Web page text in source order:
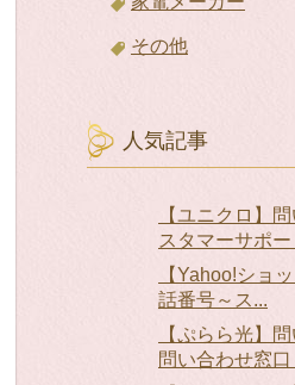
その他
人気記事
【ユニクロ】
スタマーサポー
【Yahoo!ショ
話番号～ス...
【ぷらら光】
問い合わせ窓口